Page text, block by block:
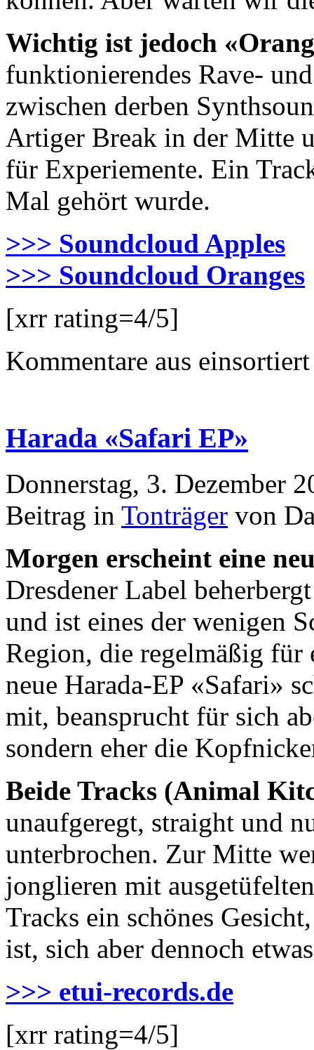
Wichtig ist jedoch
funktionierendes Rave-
zwischen derben
Artiger Break in der Mitte
für Experiemente. Ein
Mal gehört wurde.
>>> Soundcloud Apples
>>> Soundcloud Oranges
[xrr rating=4/5]
Kommentare aus
Harada «Safari EP»
Donnerstag, 3. Dezember
Beitrag in Tonträger von
Morgen erscheint eine
Dresdener Label
und ist eines der wenigen
Region, die regelmäßig
neue Harada-EP «Safari»
mit, beansprucht für sich
sondern eher die
Beide Tracks (Animal
unaufgeregt, straight und
unterbrochen. Zur Mitte
jonglieren mit
Tracks ein schönes
ist, sich aber dennoch
>>> etui-records.de
[xrr rating=4/5]